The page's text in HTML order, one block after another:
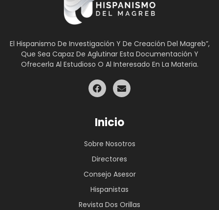
El Hispanismo De Investigación Y De Creación Del Magreb”,
Que Sea Capaz De Aglutinar Esta Documentación Y
Ofrecerla Al Estudioso O Al Interesado En La Materia.
Inicio
Sobre Nosotros
Directores
Consejo Asesor
Hispanistas
Revista Dos Orillas